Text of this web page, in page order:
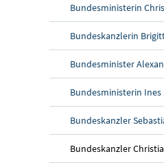
Bundesministerin
Bundeskanzlerin
Bundesminister
Bundesministerin Ines
Bundeskanzler
Bundeskanzler